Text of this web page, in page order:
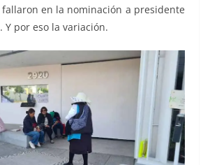
fallaron en la nominación a presidente
Y por eso la variación.